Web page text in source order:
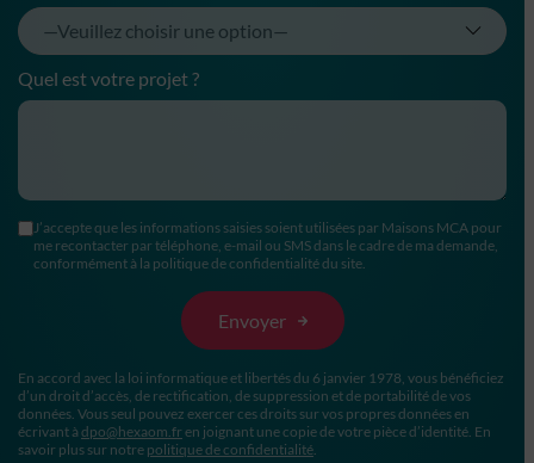
Quel est votre projet ?
J’accepte que les informations saisies soient utilisées par Maisons MCA pour
me recontacter par téléphone, e-mail ou SMS dans le cadre de ma demande,
conformément à la politique de confidentialité du site.
En accord avec la loi informatique et libertés du 6 janvier 1978, vous bénéficiez
d’un droit d’accès, de rectification, de suppression et de portabilité de vos
données. Vous seul pouvez exercer ces droits sur vos propres données en
écrivant à dpo@hexaom.fr en joignant une copie de votre pièce d’identité. En
savoir plus sur notre politique de confidentialité.